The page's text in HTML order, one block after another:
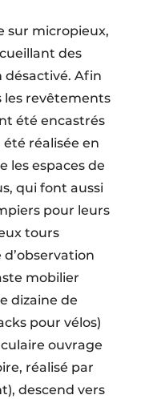
sur micropieux,
des
désactivé. Afin
les revêtements
été encastrés
réalisée en
les espaces de
qui font aussi
pour leurs
tours
mobilier
dizaine de
pour vélos)
ouvrage
réalisé par
descend vers